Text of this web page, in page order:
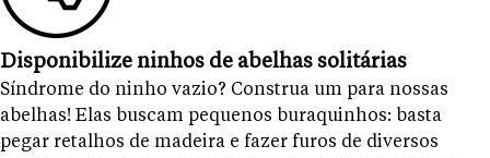
Disponibilize ninhos de abelhas solitárias
Síndrome do ninho vazio? Construa um para nossas
abelhas! Elas buscam pequenos buraquinhos: basta
pegar retalhos de madeira e fazer furos de diversos